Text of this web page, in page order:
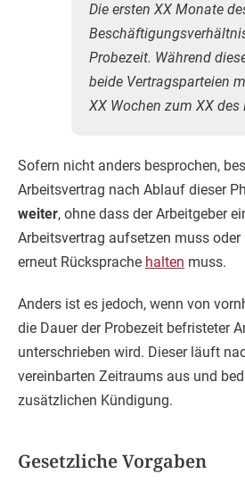
Die ersten XX Monate
Probezeit. Während
beide Vertragsparteien
XX Wochen zum XX
Sofern nicht anders besprochen,
Arbeitsvertrag nach Ablauf dieser
weiter, ohne dass der Arbeitgeber
Arbeitsvertrag aufsetzen muss
erneut Rücksprache halten muss.
Anders ist es jedoch, wenn von
die Dauer der Probezeit befristeter
unterschrieben wird. Dieser läuft
vereinbarten Zeitraums aus und
zusätzlichen Kündigung.
Gesetzliche Vorgaben